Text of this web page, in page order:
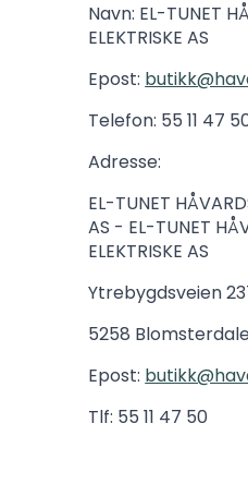
Navn: EL-TUNET
ELEKTRISKE AS
Epost:
Telefon: 55 11 47
Adresse:
EL-TUNET
AS - EL-TUNET
ELEKTRISKE AS
Ytrebygdsveien
5258
Epost:
Tlf: 55 11 47 50